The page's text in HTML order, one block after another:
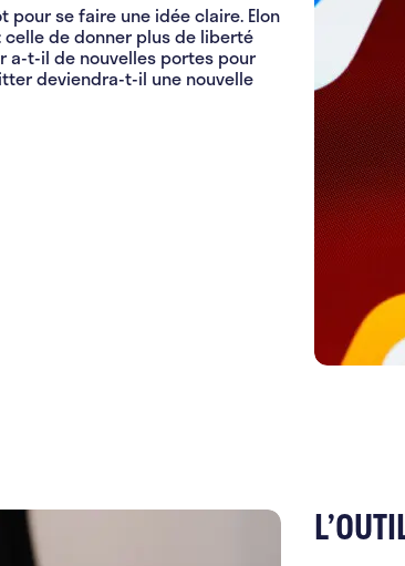
se faire une idée claire. Elon
celle de donner plus de liberté
a-t-il de nouvelles portes pour
deviendra-t-il une nouvelle